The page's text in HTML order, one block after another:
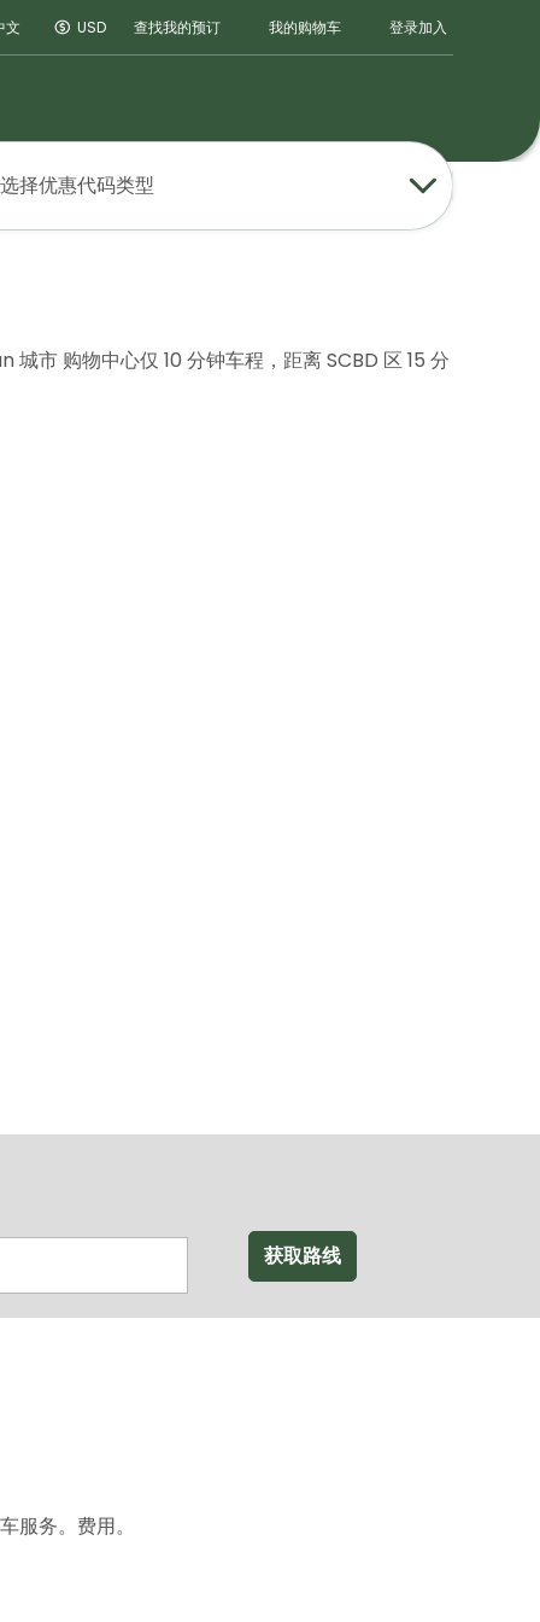
文 USD 查找我的预订 我的购物车 登录加入
选择优惠代码类型
市 购物中心仅 10 分钟车程，距离 SCBD 区 15 分
获取路线
服务。费用。